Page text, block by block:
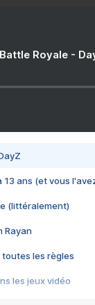
Royale -
13 ans (et vous
(littéralement)
Rayan
toutes les règles
les jeux vidéo